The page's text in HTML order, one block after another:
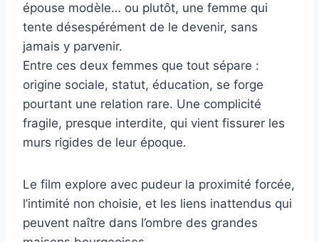
épouse modèle… ou plutôt, une femme qui
tente désespérément de le devenir, sans
jamais y parvenir.
Entre ces deux femmes que tout sépare :
origine sociale, statut, éducation, se forge
pourtant une relation rare. Une complicité
fragile, presque interdite, qui vient fissurer les
murs rigides de leur époque.
Le film explore avec pudeur la proximité forcée,
l’intimité non choisie, et les liens inattendus qui
peuvent naître dans l’ombre des grandes